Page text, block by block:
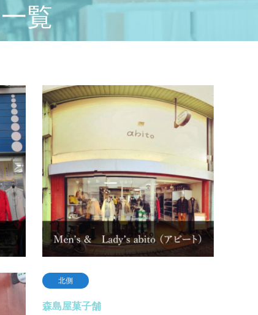
覧
南側
ユニオンスポーツ
オリジナルマークのスポーツウェアをつく
りませんか？店舗情報店舗名ユニオンスポ
ーツ取扱商品スポーツ用品、「しまばら
ん」グッズ住所長崎県島原市中堀町159…
続きを読む
北側
森島屋菓子舗